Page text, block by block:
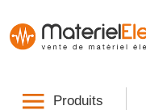
Produits